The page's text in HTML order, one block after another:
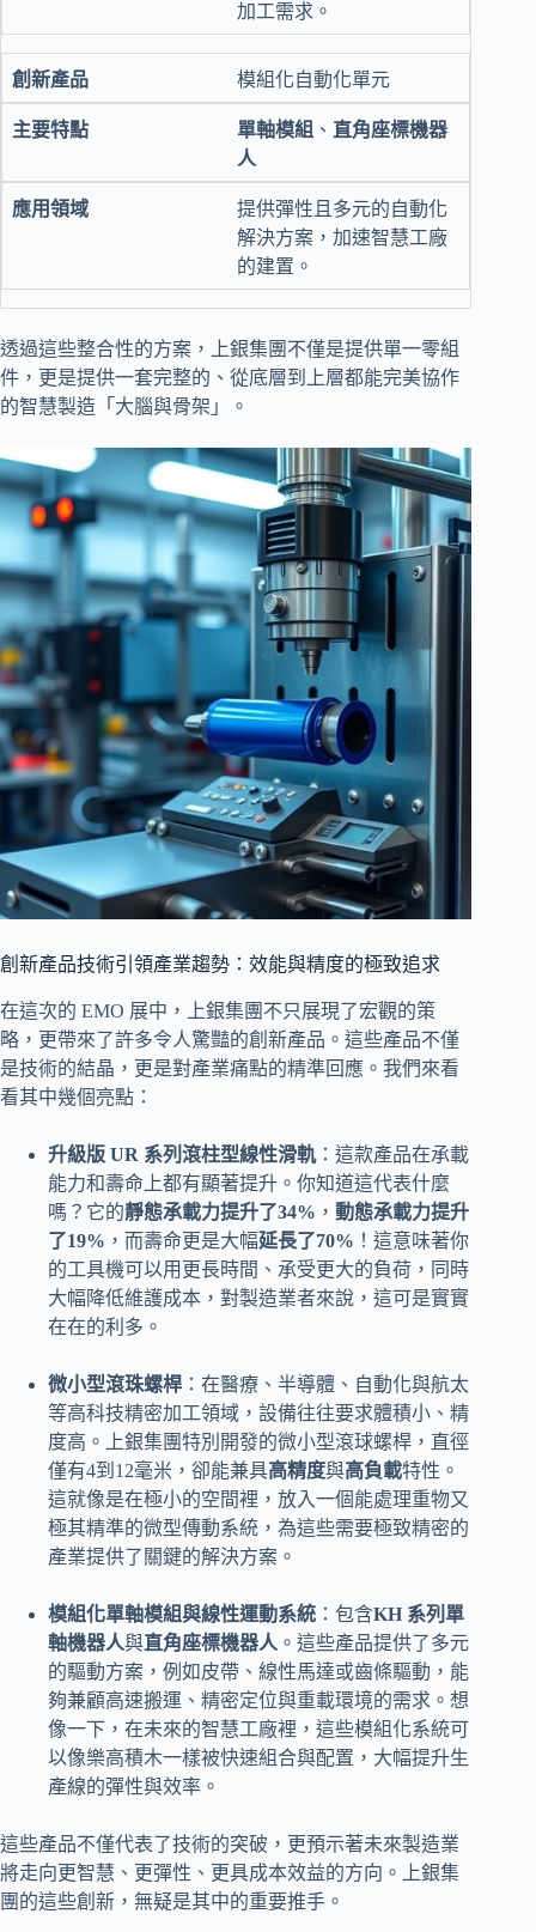
加工需求。
模組化自動化單元
單軸模組 、 直角座標機器
人
提供彈性且多元的自動化
解決方案，加速智慧工廠
的建置。
透過這些整合性的方案，上銀集團不僅是提供單一零組
件，更是提供一套完整的、從底層到上層都能完美協作
的智慧製造「大腦與骨架」。
創新產品技術引領產業趨勢：效能與精度的極致追求
在這次的 EMO 展中，上銀集團不只展現了宏觀的策
略，更帶來了許多令人驚豔的創新產品。這些產品不僅
是技術的結晶，更是對產業痛點的精準回應。我們來看
看其中幾個亮點：
升級版 UR 系列滾柱型線性滑軌：這款產品在承載
能力和壽命上都有顯著提升。你知道這代表什麼
嗎？它的靜態承載力提升了34% ， 動態承載力提升
了19% ，而壽命更是大幅延長了70% ！這意味著你
的工具機可以用更長時間、承受更大的負荷，同時
大幅降低維護成本，對製造業者來說，這可是實實
在在的利多。
微小型滾珠螺桿 ：在醫療、半導體、自動化與航太
等高科技精密加工領域，設備往往要求體積小、精
度高。上銀集團特別開發的微小型滾球螺桿，直徑
僅有4到12毫米，卻能兼具高精度與高負載特性。
這就像是在極小的空間裡，放入一個能處理重物又
極其精準的微型傳動系統，為這些需要極致精密的
產業提供了關鍵的解決方案。
模組化單軸模組與線性運動系統 ：包含KH 系列單
軸機器人與直角座標機器人 。這些產品提供了多元
的驅動方案，例如皮帶、線性馬達或齒條驅動，能
夠兼顧高速搬運、精密定位與重載環境的需求。想
像一下，在未來的智慧工廠裡，這些模組化系統可
以像樂高積木一樣被快速組合與配置，大幅提升生
產線的彈性與效率。
這些產品不僅代表了技術的突破，更預示著未來製造業
將走向更智慧、更彈性、更具成本效益的方向。上銀集
團的這些創新，無疑是其中的重要推手。